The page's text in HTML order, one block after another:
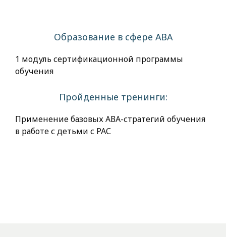
Образование в сфере АВА
1 модуль сертификационной программы
обучения
Пройденные тренинги:
Применение базовых АВА-стратегий обучения
в работе с детьми с РАС